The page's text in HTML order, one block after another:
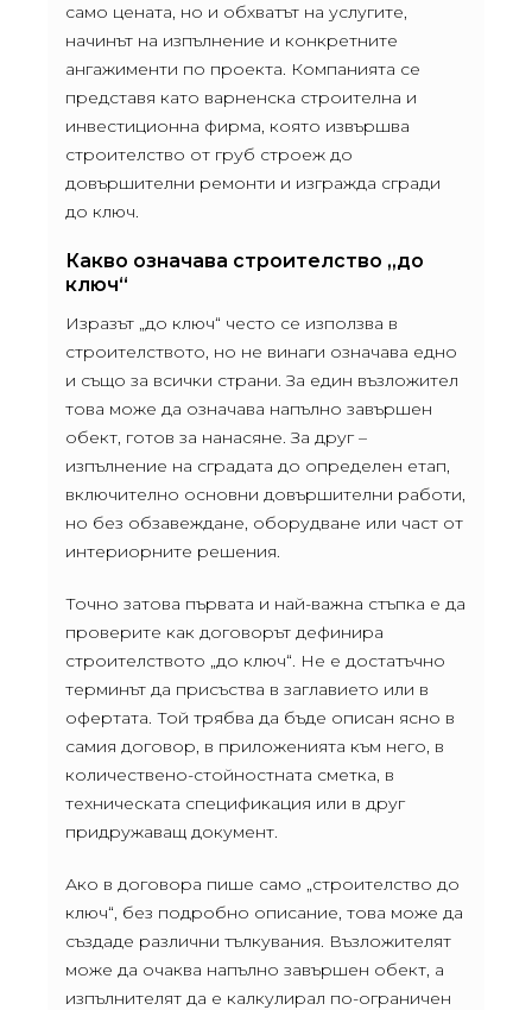
само цената, но и обхватът на услугите,
начинът на изпълнение и конкретните
ангажименти по проекта. Компанията се
представя като варненска строителна и
инвестиционна фирма, която извършва
строителство от груб строеж до
довършителни ремонти и изгражда сгради
до ключ.
Какво означава строителство „до
ключ“
Изразът „до ключ“ често се използва в
строителството, но не винаги означава едно
и също за всички страни. За един възложител
това може да означава напълно завършен
обект, готов за нанасяне. За друг –
изпълнение на сградата до определен етап,
включително основни довършителни работи,
но без обзавеждане, оборудване или част от
интериорните решения.
Точно затова първата и най-важна стъпка е да
проверите как договорът дефинира
строителството „до ключ“. Не е достатъчно
терминът да присъства в заглавието или в
офертата. Той трябва да бъде описан ясно в
самия договор, в приложенията към него, в
количествено-стойностната сметка, в
техническата спецификация или в друг
придружаващ документ.
Ако в договора пише само „строителство до
ключ“, без подробно описание, това може да
създаде различни тълкувания. Възложителят
може да очаква напълно завършен обект, а
изпълнителят да е калкулирал по-ограничен